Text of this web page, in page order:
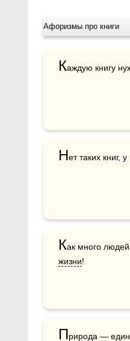
Афоризмы про книги
Каждую книгу
Нет таких книг,
К
жизни!
Природа —